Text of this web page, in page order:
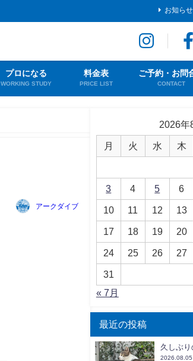
お知らせ
プロになる
WORKING STUDY
料金表
PRICE LIST
ご予約・お問
CONTACT
アークダイブ
2026年
月 火 水 木
3 4 5 6
10 11 12 13
17 18 19 20
24 25 26 27
31
« 7月
最近の投稿
久しぶり
2026.08.05